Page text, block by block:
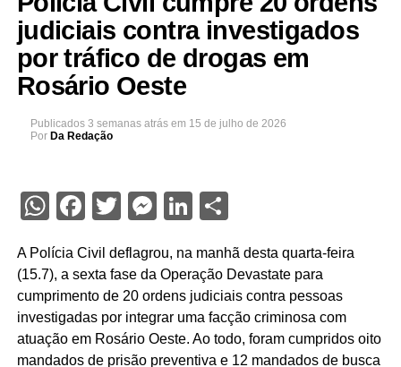
judiciais contra investigados
por tráfico de drogas em
Rosário Oeste
Publicados 3 semanas atrás em 15 de julho de 2026
Por Da Redação
WhatsApp
Facebook
Twitter
Messenger
LinkedIn
Share
A Polícia Civil deflagrou, na manhã desta quarta-feira
(15.7), a sexta fase da Operação Devastate para
cumprimento de 20 ordens judiciais contra pessoas
investigadas por integrar uma facção criminosa com
atuação em Rosário Oeste. Ao todo, foram cumpridos oito
mandados de prisão preventiva e 12 mandados de busca